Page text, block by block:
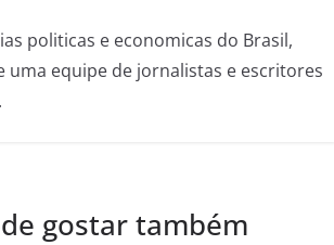
politicas e economicas do Brasil,
uma equipe de jornalistas e escritores
gostar também